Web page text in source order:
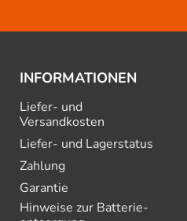
INFORMATIONEN
Liefer- und
Versandkosten
Liefer- und Lagerstatus
Zahlung
Garantie
Hinweise zur Batterie­